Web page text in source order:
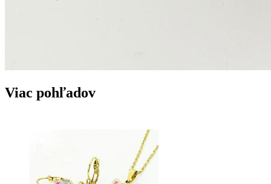
Viac pohľadov